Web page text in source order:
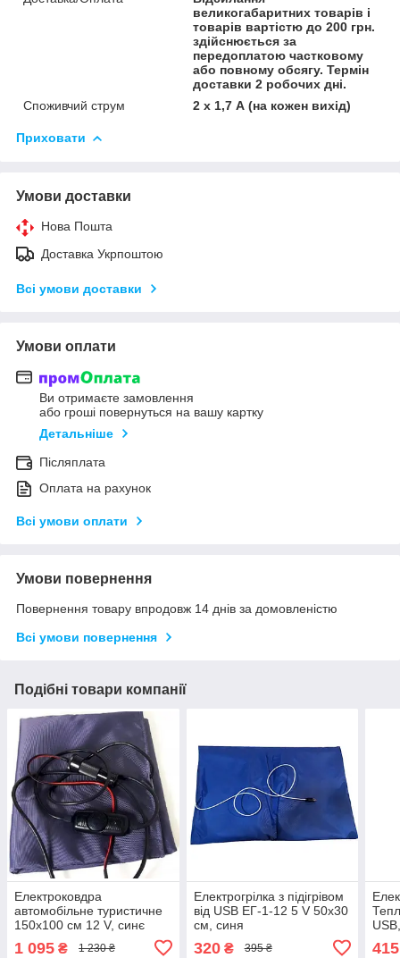
великогабаритних товарів і
товарів вартістю до 200 грн.
здійснюється за
передоплатою частковому
або повному обсягу. Термін
доставки 2 робочих дні.
Споживчий струм
2 х 1,7 А (на кожен вихід)
Приховати
Умови доставки
Нова Пошта
Доставка Укрпоштою
Всі умови доставки
Умови оплати
Ви отримаєте замовлення
або гроші повернуться на вашу картку
Детальніше
Післяплата
Оплата на рахунок
Всі умови оплати
Умови повернення
Повернення товару впродовж 14 днів за домовленістю
Всі умови повернення
Подібні товари компанії
Електроковдра
автомобільне туристичне
150х100 см 12 V, синє
1 095 ₴ 1 230 ₴
Електрогрілка з підігрівом
від USB ЕГ-1-12 5 V 50х30
см, синя
320₴ 395 ₴ 415